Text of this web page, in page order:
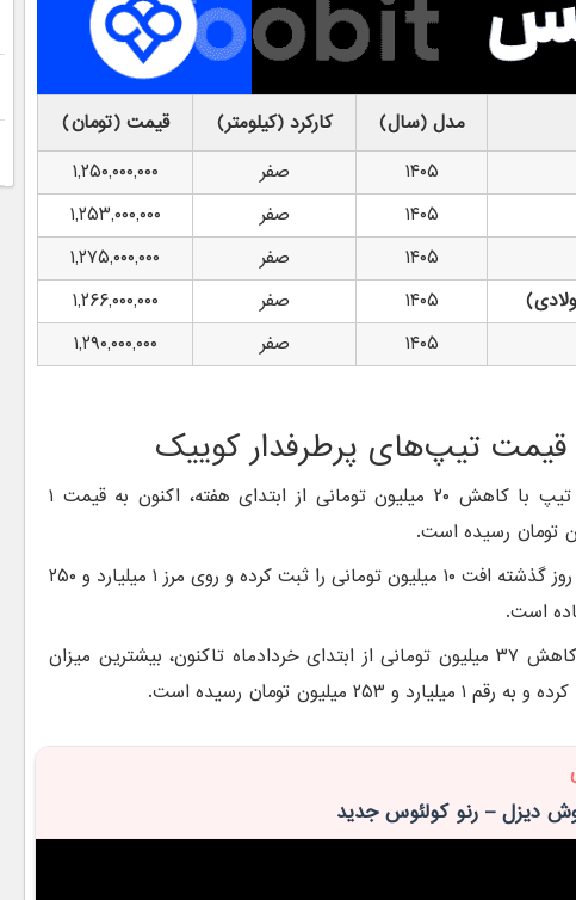
مدل (سال) کارکرد (کیلومتر)
قیمت (تومان)
۱۴۰۵ صفر
۱,۲۵۰,۰۰۰,۰۰۰
۱۴۰۵ صفر
۱,۲۵۳,۰۰۰,۰۰۰
۱۴۰۵ صفر
۱,۲۷۵,۰۰۰,۰۰۰
۱۴۰۵ صفر
۱,۲۶۶,۰۰۰,۰۰۰
۱۴۰۵ صفر ۱,۲۹۰,۰۰۰,۰۰۰
تیپ‌های پرطرفدار کوییک
این تیپ با کاهش ۲۰ میلیون تومانی از ابتدای هفته، اکنون به قیمت ۱
طی دو روز گذشته افت ۱۰ میلیون تومانی را ثبت کرده و روی مرز ۱ میلیارد و ۲۵۰
است.
با ثبت کاهش ۳۷ میلیون تومانی از ابتدای خردادماه تاکنون، بیشترین میزان
۲۵۳ میلیون تومان رسیده است.